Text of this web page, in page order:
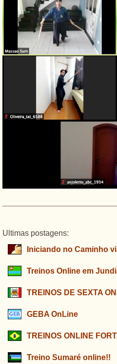
Ultimas postagens:
Iniciando no Caminho
Treinos Online em
TREINOS DE SEXTA
GEBA OnLine
TREINOS ONLINE
Treino Sumaré online!!